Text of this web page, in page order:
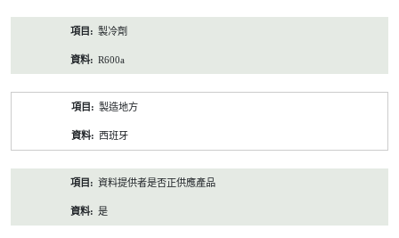
製冷劑
R600a
製造地方
西班牙
資料提供者是否正供應產品
是